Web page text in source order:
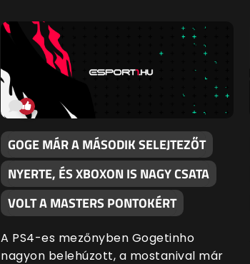
GOGE MÁR A MÁSODIK SELEJTEZŐT
NYERTE, ÉS XBOXON IS NAGY CSATA
VOLT A MASTERS PONTOKÉRT
A PS4-es mezőnyben Gogetinho
nagyon belehúzott, a mostanival már